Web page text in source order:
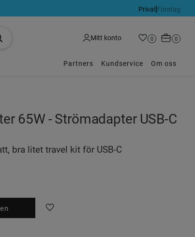
PrivatFöretag
Mitt konto Favoriter
Antal favoriter:
0
Antal
0
Partners Kundservice Om oss
65W - Strömadapter USB-C
bra litet travel kit för USB-C
Lägg till i favoriter